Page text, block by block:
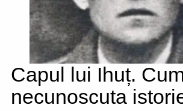
Capul lui Ihuț.
necunoscuta